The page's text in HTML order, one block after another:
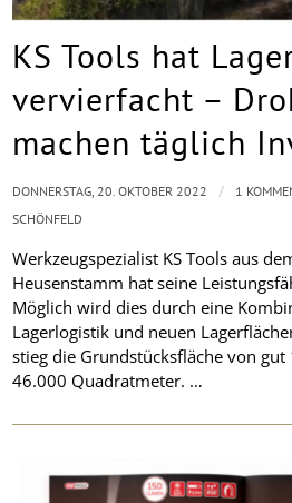
KS Tools hat
vervierfacht –
machen täglich
Werkzeugspezialist KS Tools aus
Heusenstamm hat seine
Möglich wird dies durch eine
Lagerlogistik und neuen
stieg die Grundstücksfläche von
46.000 Quadratmeter. …
DONNERSTAG, 20. OKTOBER 2022 / 1
SCHÖNFELD